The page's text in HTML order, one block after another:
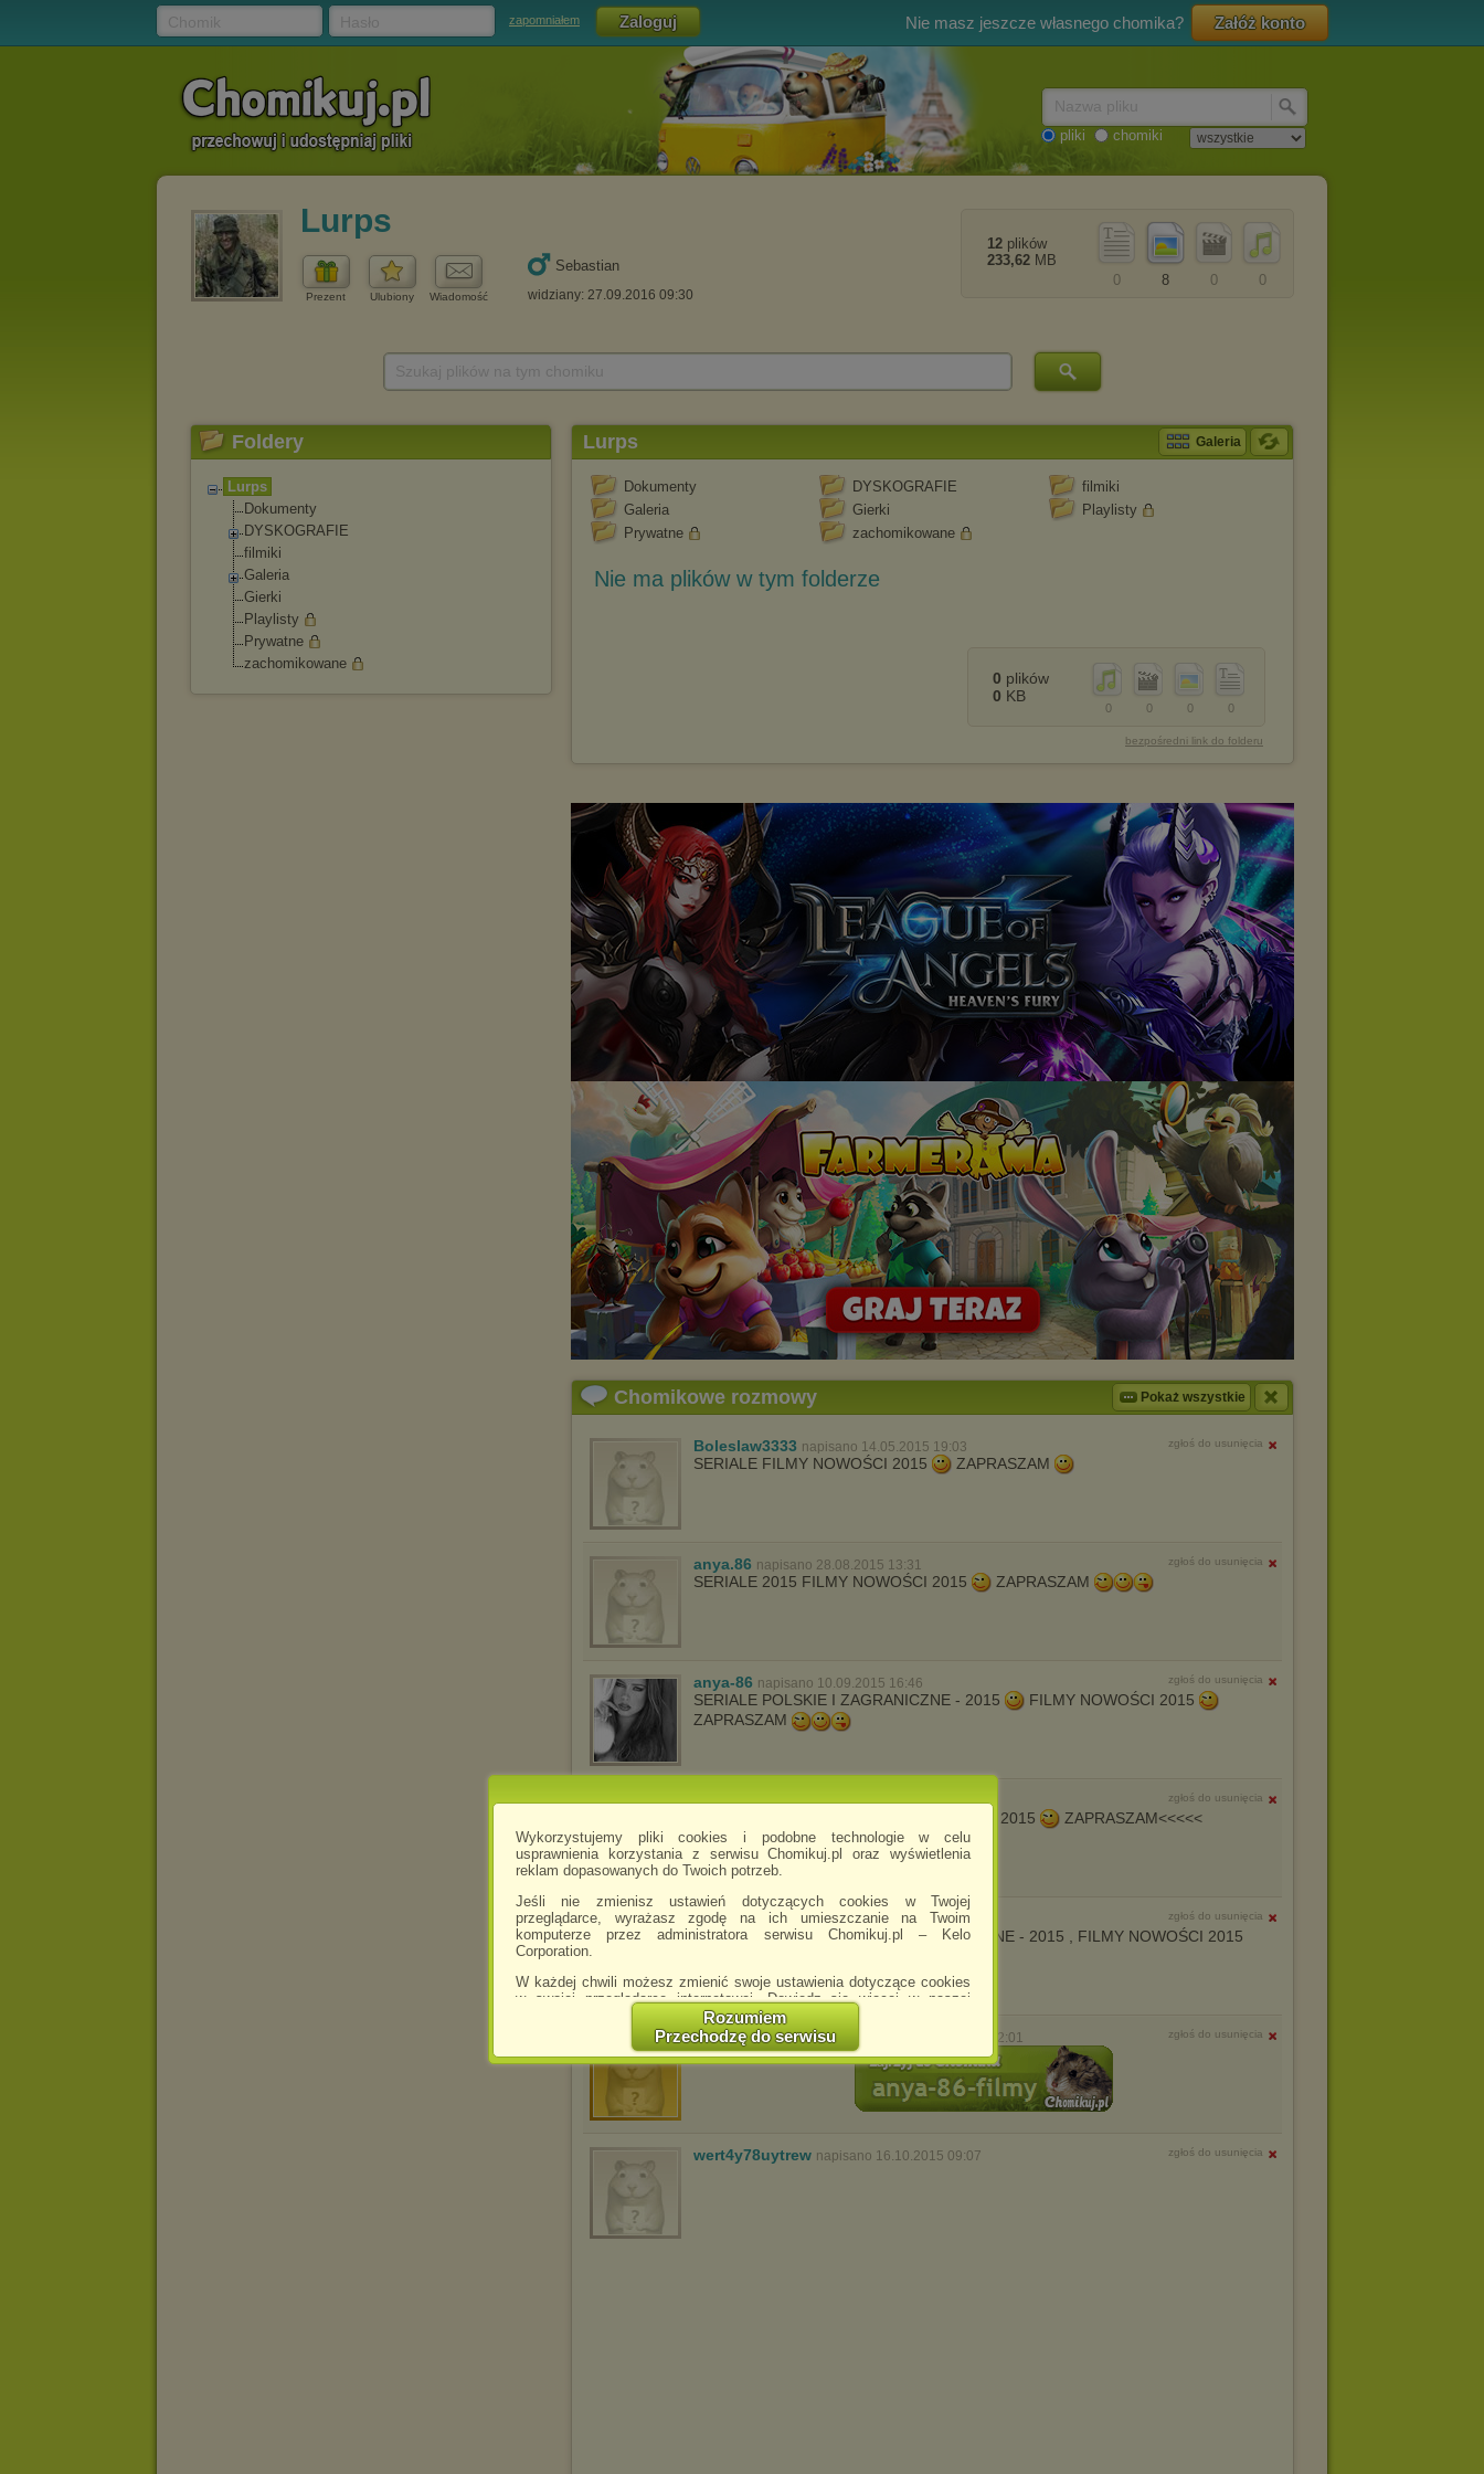
Wykorzystujemy pliki cookies i podobne technologie w celu
usprawnienia korzystania z serwisu Chomikuj.pl oraz wyświetlenia
reklam dopasowanych do Twoich potrzeb.
Jeśli nie zmienisz ustawień dotyczących cookies w Twojej
przeglądarce, wyrażasz zgodę na ich umieszczanie na Twoim
komputerze przez administratora serwisu Chomikuj.pl – Kelo
Corporation.
W każdej chwili możesz zmienić swoje ustawienia dotyczące cookies
w swojej przeglądarce internetowej. Dowiedz się więcej w naszej
http://chomikuj.pl/PolitykaPrywatnosci.aspx
Jednocześnie informujemy że zmiana ustawień przeglądarki może
spowodować ograniczenie korzystania ze strony Chomikuj.pl.
W przypadku braku twojej zgody na akceptację cookies niestety
prosimy o opuszczenie serwisu chomikuj.pl.
(dostosowanie reklam do Twoich potrzeb, analiza skuteczności działań
marketingowych).
Wyrażenie sprzeciwu spowoduje, że wyświetlana Ci reklama nie
będzie dopasowana do Twoich preferencji, a będzie to reklama
wyświetlona przypadkowo.
Rozumiem
Przechodzę do serwisu
zapomniałem Nie masz jeszcze własnego chomika? Załóż konto
pliki chomiki
Lurps
Prezent Ulubiony Wiadomość
Sebastian
widziany: 27.09.2016 09:30
0
0
8
0
12 plików
233,62 MB
Foldery
Lurps
Dokumenty
DYSKOGRAFIE
filmiki
Galeria
Gierki
Playlisty
Prywatne
zachomikowane
Lurps Galeria
Dokumenty DYSKOGRAFIE
filmiki
Galeria
Gierki
Playlisty
Prywatne
zachomikowane
Nie ma plików w tym folderze
0
0
0
0
0 plików
0 KB
bezpośredni link do folderu
Chomikowe rozmowy Pokaż wszystkie
Boleslaw3333 napisano 14.05.2015 19:03 zgłoś do usunięcia
SERIALE FILMY NOWOŚCI 2015 ZAPRASZAM
anya.86 napisano 28.08.2015 13:31 zgłoś do usunięcia
SERIALE 2015 FILMY NOWOŚCI 2015 ZAPRASZAM
anya-86 napisano 10.09.2015 16:46 zgłoś do usunięcia
SERIALE POLSKIE I ZAGRANICZNE - 2015
FILMY NOWOŚCI 2015
ZAPRASZAM
ginger.86 napisano 18.09.2015 15:03 zgłoś do usunięcia
FILMY NOWOŚCI 2015 ZAPRASZAM<<<<<
anya-86-filmy napisano 5.10.2015 21:30 zgłoś do usunięcia
---------->SERIALE POLSKIE I ZAGRANICZNE - 2015 , FILMY NOWOŚCI 2015
FILMY-NOWOSCI-2016 napisano 8.10.2015 12:01 zgłoś do usunięcia
wert4y78uytrew napisano 16.10.2015 09:07 zgłoś do usunięcia